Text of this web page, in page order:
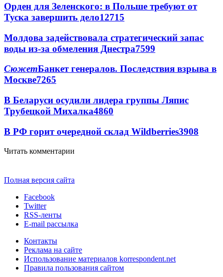
Орден для Зеленского: в Польше требуют от
Туска завершить дело12715
Молдова задействовала стратегический запас
воды из-за обмеления Днестра7599
СюжетБанкет генералов. Последствия взрыва в
Москве7265
В Беларуси осудили лидера группы Ляпис
Трубецкой Михалка4860
В РФ горит очередной склад Wildberries3908
Читать комментарии
Полная версия сайта
Facebook
Twitter
RSS-ленты
E-mail рассылка
Контакты
Реклама на сайте
Использование материалов korrespondent.net
Правила пользования сайтом